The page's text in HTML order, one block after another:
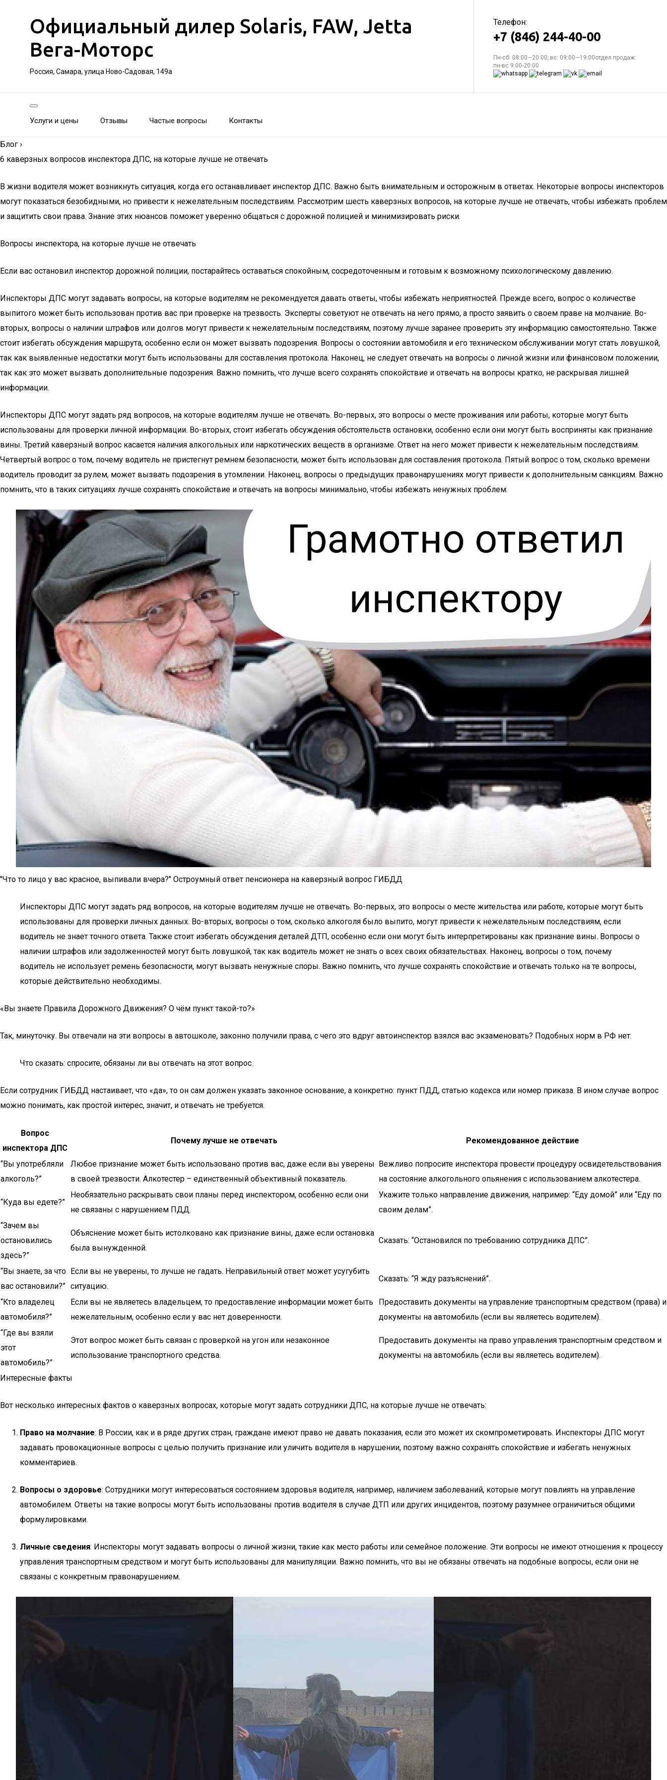
Официальный дилер Solaris, FAW, Jetta
Вега-Моторс
Россия, Самара, улица Ново-Садовая, 149а
Телефон:
+7 (846) 244-40-00
Пн-сб: 08:00—20:00; вс: 09:00—19:00отдел продаж:
пн-вс 9:00-20:00
Услуги и цены Отзывы Частые вопросы Контакты
Блог ›
6 каверзных вопросов инспектора ДПС, на которые лучше не отвечать
В жизни водителя может возникнуть ситуация, когда его останавливает инспектор ДПС. Важно быть внимательным и осторожным в ответах. Некоторые вопросы инспекторов
могут показаться безобидными, но привести к нежелательным последствиям. Рассмотрим шесть каверзных вопросов, на которые лучше не отвечать, чтобы избежать проблем
и защитить свои права. Знание этих нюансов поможет уверенно общаться с дорожной полицией и минимизировать риски.
Вопросы инспектора, на которые лучше не отвечать
Если вас остановил инспектор дорожной полиции, постарайтесь оставаться спокойным, сосредоточенным и готовым к возможному психологическому давлению.
Инспекторы ДПС могут задавать вопросы, на которые водителям не рекомендуется давать ответы, чтобы избежать неприятностей. Прежде всего, вопрос о количестве
выпитого может быть использован против вас при проверке на трезвость. Эксперты советуют не отвечать на него прямо, а просто заявить о своем праве на молчание. Во-
вторых, вопросы о наличии штрафов или долгов могут привести к нежелательным последствиям, поэтому лучше заранее проверить эту информацию самостоятельно. Также
стоит избегать обсуждения маршрута, особенно если он может вызвать подозрения. Вопросы о состоянии автомобиля и его техническом обслуживании могут стать ловушкой,
так как выявленные недостатки могут быть использованы для составления протокола. Наконец, не следует отвечать на вопросы о личной жизни или финансовом положении,
так как это может вызвать дополнительные подозрения. Важно помнить, что лучше всего сохранять спокойствие и отвечать на вопросы кратко, не раскрывая лишней
информации.
Инспекторы ДПС могут задать ряд вопросов, на которые водителям лучше не отвечать. Во-первых, это вопросы о месте проживания или работы, которые могут быть
использованы для проверки личной информации. Во-вторых, стоит избегать обсуждения обстоятельств остановки, особенно если они могут быть восприняты как признание
вины. Третий каверзный вопрос касается наличия алкогольных или наркотических веществ в организме. Ответ на него может привести к нежелательным последствиям.
Четвертый вопрос о том, почему водитель не пристегнут ремнем безопасности, может быть использован для составления протокола. Пятый вопрос о том, сколько времени
водитель проводит за рулем, может вызвать подозрения в утомлении. Наконец, вопросы о предыдущих правонарушениях могут привести к дополнительным санкциям. Важно
помнить, что в таких ситуациях лучше сохранять спокойствие и отвечать на вопросы минимально, чтобы избежать ненужных проблем.
"Что то лицо у вас красное, выпивали вчера?" Остроумный ответ пенсионера на каверзный вопрос ГИБДД
Инспекторы ДПС могут задать ряд вопросов, на которые водителям лучше не отвечать. Во-первых, это вопросы о месте жительства или работе, которые могут быть
использованы для проверки личных данных. Во-вторых, вопросы о том, сколько алкоголя было выпито, могут привести к нежелательным последствиям, если
водитель не знает точного ответа. Также стоит избегать обсуждения деталей ДТП, особенно если они могут быть интерпретированы как признание вины. Вопросы о
наличии штрафов или задолженностей могут быть ловушкой, так как водитель может не знать о всех своих обязательствах. Наконец, вопросы о том, почему
водитель не использует ремень безопасности, могут вызвать ненужные споры. Важно помнить, что лучше сохранять спокойствие и отвечать только на те вопросы,
которые действительно необходимы.
«Вы знаете Правила Дорожного Движения? О чём пункт такой-то?»
Так, минуточку. Вы отвечали на эти вопросы в автошколе, законно получили права, с чего это вдруг автоинспектор взялся вас экзаменовать? Подобных норм в РФ нет.
Что сказать: спросите, обязаны ли вы отвечать на этот вопрос.
Если сотрудник ГИБДД настаивает, что «да», то он сам должен указать законное основание, а конкретно: пункт ПДД, статью кодекса или номер приказа. В ином случае вопрос
можно понимать, как простой интерес, значит, и отвечать не требуется.
Вопрос
инспектора ДПС
Почему лучше не отвечать Рекомендованное действие
“Вы употребляли
алкоголь?”
Любое признание может быть использовано против вас, даже если вы уверены
в своей трезвости. Алкотестер – единственный объективный показатель.
Вежливо попросите инспектора провести процедуру освидетельствования
на состояние алкогольного опьянения с использованием алкотестера.
“Куда вы едете?”
Необязательно раскрывать свои планы перед инспектором, особенно если они
не связаны с нарушением ПДД.
Укажите только направление движения, например: “Еду домой” или “Еду по
своим делам”.
“Зачем вы
остановились
здесь?”
Объяснение может быть истолковано как признание вины, даже если остановка
была вынужденной.
Сказать: “Остановился по требованию сотрудника ДПС”.
“Вы знаете, за что
вас остановили?”
Если вы не уверены, то лучше не гадать. Неправильный ответ может усугубить
ситуацию.
Сказать: “Я жду разъяснений”.
“Кто владелец
автомобиля?”
Если вы не являетесь владельцем, то предоставление информации может быть
нежелательным, особенно если у вас нет доверенности.
Предоставить документы на управление транспортным средством (права) и
документы на автомобиль (если вы являетесь водителем).
“Где вы взяли
этот
автомобиль?”
Этот вопрос может быть связан с проверкой на угон или незаконное
использование транспортного средства.
Предоставить документы на право управления транспортным средством и
документы на автомобиль (если вы являетесь водителем).
Интересные факты
Вот несколько интересных фактов о каверзных вопросах, которые могут задать сотрудники ДПС, на которые лучше не отвечать:
Право на молчание: В России, как и в ряде других стран, граждане имеют право не давать показания, если это может их скомпрометировать. Инспекторы ДПС могут
задавать провокационные вопросы с целью получить признание или уличить водителя в нарушении, поэтому важно сохранять спокойствие и избегать ненужных
комментариев.
Вопросы о здоровье: Сотрудники могут интересоваться состоянием здоровья водителя, например, наличием заболеваний, которые могут повлиять на управление
автомобилем. Ответы на такие вопросы могут быть использованы против водителя в случае ДТП или других инцидентов, поэтому разумнее ограничиться общими
формулировками.
Личные сведения: Инспекторы могут задавать вопросы о личной жизни, такие как место работы или семейное положение. Эти вопросы не имеют отношения к процессу
управления транспортным средством и могут быть использованы для манипуляции. Важно помнить, что вы не обязаны отвечать на подобные вопросы, если они не
связаны с конкретным правонарушением.